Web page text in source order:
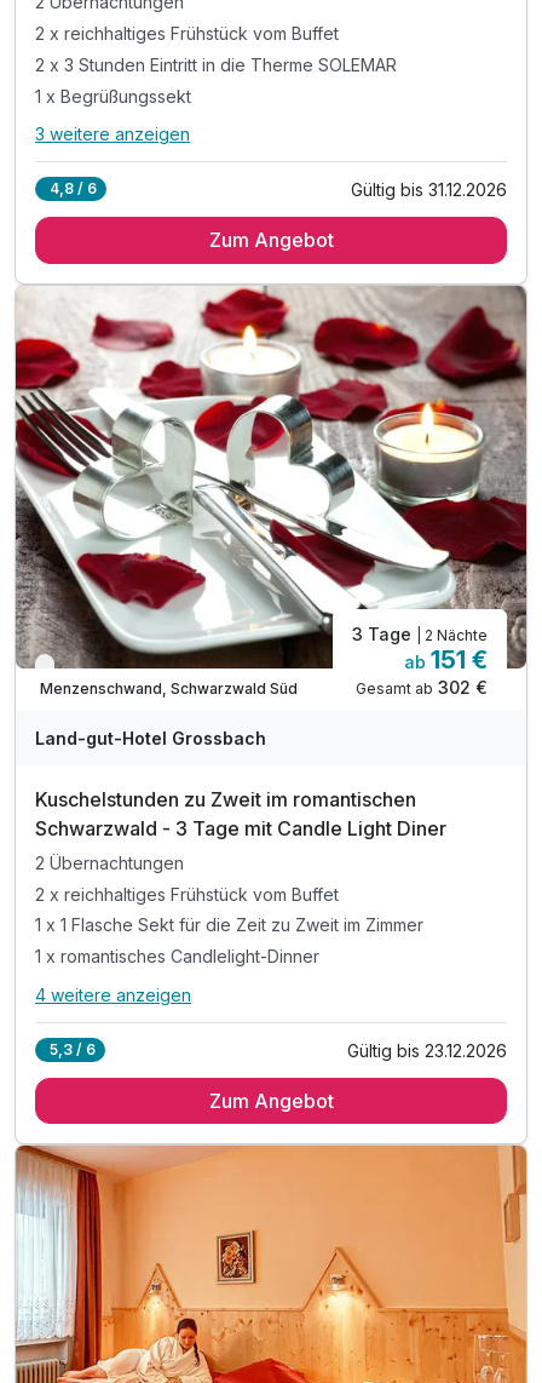
2 x reichhaltiges Frühstück vom Buffet
2 x 3 Stunden Eintritt in die Therme SOLEMAR
1 x Begrüßungssekt
Alle Inklusivleistungen
2 x reichhaltiges Frühstück vom Buffet
inkl. DreiWelten Card*
inkl. Parkplatz
inkl. WLAN
3 weitere anzeigen
4,8 / 6 Gültig bis 31.12.2026
Zum Angebot
Verfügbar bis Dezember
Menzenschwand, Schwarzwald Süd
3 Tage | 2 Nächte
ab 151 €
Gesamt ab 302 €
Land-gut-Hotel Grossbach
Kuschelstunden zu Zweit im romantischen
Schwarzwald - 3 Tage mit Candle Light Diner
2 Übernachtungen
2 x reichhaltiges Frühstück vom Buffet
1 x 1 Flasche Sekt für die Zeit zu Zweit im Zimmer
1 x romantisches Candlelight-Dinner
Alle Inklusivleistungen
2 x reichhaltiges Frühstück vom Buffet
1 x romantisches Candlelight-Dinner
inkl. 1 Flasche Mineralwasser
inkl. Konus Karte freie Fahrt ÖPNV
inkl. Parkplatz
inkl. WLAN
4 weitere anzeigen
5,3 / 6 Gültig bis 23.12.2026
Zum Angebot